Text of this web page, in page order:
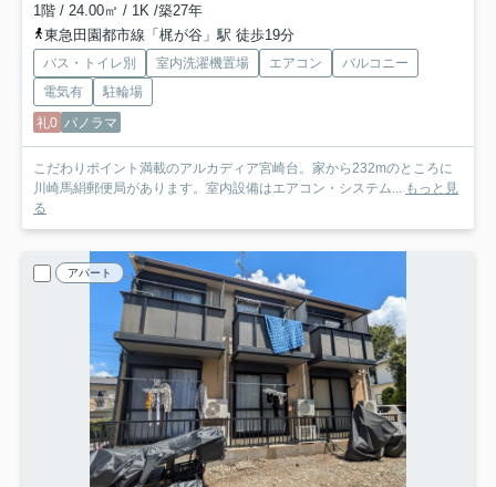
1階 / 24.00㎡ / 1K /築27年
東急田園都市線「梶が谷」駅 徒歩19分
バス・トイレ別 室内洗濯機置場 エアコン
バルコニー
電気有
駐輪場
礼0 パノラマ
こだわりポイント満載のアルカディア宮崎台。家から232mのところに
川崎馬絹郵便局があります。室内設備はエアコン・システム... もっと見
る
アパート